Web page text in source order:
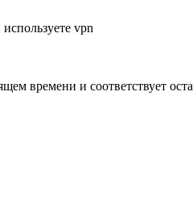
vpn
времени и соответствует